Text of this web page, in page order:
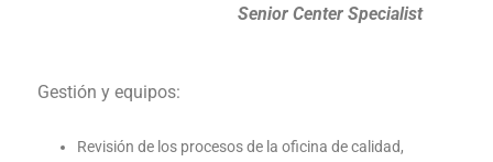
Senior Center Specialist
Gestión y equipos:
Revisión de los procesos de la oficina de calidad,